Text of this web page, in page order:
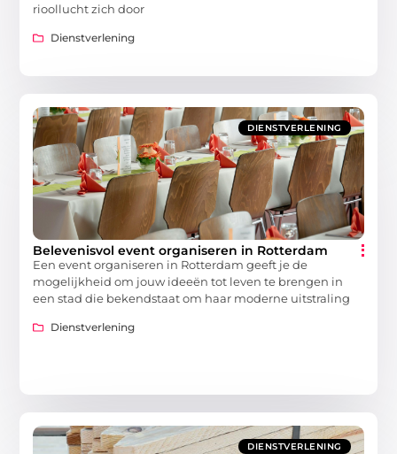
rioollucht zich door
Dienstverlening
DIENSTVERLENING
Belevenisvol event organiseren in Rotterdam
Een event organiseren in Rotterdam geeft je de
mogelijkheid om jouw ideeën tot leven te brengen in
een stad die bekendstaat om haar moderne uitstraling
Dienstverlening
DIENSTVERLENING